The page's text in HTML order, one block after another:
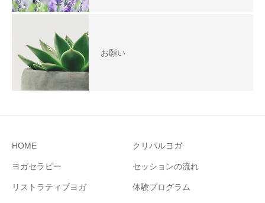
お願い
HOME クリパルヨガ
ヨガセラピー セッションの流れ
リストラティブヨガ 体験プログラム